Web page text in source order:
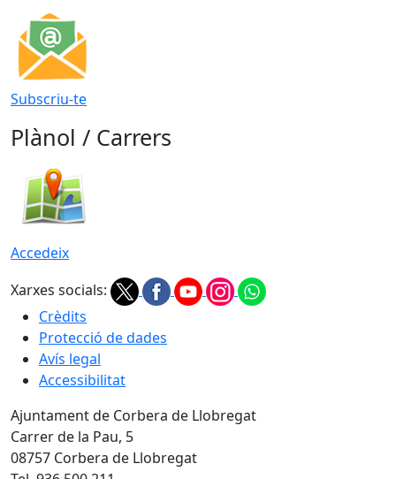
Subscriu-te
Plànol / Carrers
Accedeix
Xarxes socials:
Crèdits
Protecció de dades
Avís legal
Accessibilitat
Ajuntament de Corbera de Llobregat
Carrer de la Pau, 5
08757 Corbera de Llobregat